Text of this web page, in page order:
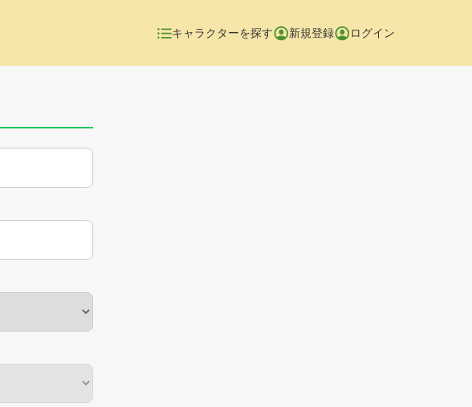
キャラクターを探す 新規登録 ログイン